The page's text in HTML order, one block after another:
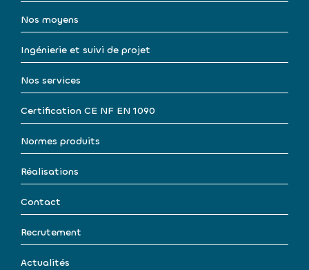
Nos moyens
Ingénierie et suivi de projet
Nos services
Certification CE NF EN 1090
Normes produits
Réalisations
Contact
Recrutement
Actualités